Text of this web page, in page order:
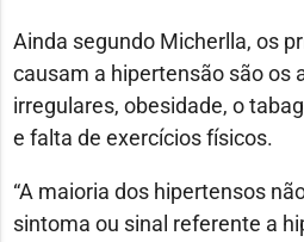
Ainda segundo Micherlla, os
causam a hipertensão são os
irregulares, obesidade, o
e falta de exercícios físicos.
“A maioria dos hipertensos
sintoma ou sinal referente a